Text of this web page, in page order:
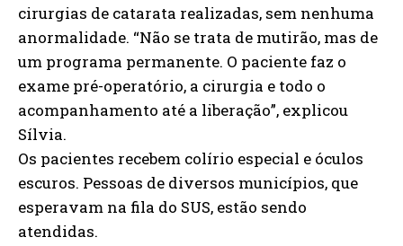
cirurgias de catarata realizadas, sem nenhuma
anormalidade. “Não se trata de mutirão, mas de
um programa permanente. O paciente faz o
exame pré-operatório, a cirurgia e todo o
acompanhamento até a liberação”, explicou
Sílvia.
Os pacientes recebem colírio especial e óculos
escuros. Pessoas de diversos municípios, que
esperavam na fila do SUS, estão sendo
atendidas.